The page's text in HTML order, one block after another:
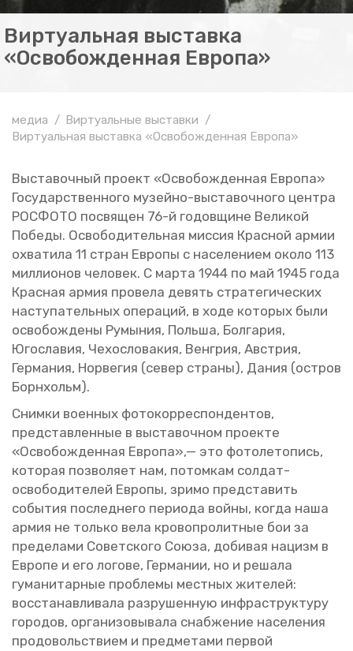
Виртуальная выставка
«Освобожденная Европа»
медиа
Виртуальные выставки
Виртуальная выставка «Освобожденная Европа»
Вы­ста­воч­ный про­ект «Осво­бож­ден­ная Ев­ро­па»
Го­су­дар­ствен­но­го му­зей­но-вы­ста­воч­но­го цен­тра
РОС­ФО­ТО по­свя­щен 76-й го­дов­щине Ве­ли­кой
По­бе­ды. Осво­бо­ди­тель­ная мис­сия Крас­ной армии
охва­ти­ла 11 стран Ев­ро­пы с на­се­ле­ни­ем около 113
мил­ли­о­нов че­ло­век. С марта 1944 по май 1945 года
Крас­ная армия про­ве­ла де­вять стра­те­ги­че­ских
на­сту­па­тель­ных опе­ра­ций, в ходе ко­то­рых были
осво­бож­де­ны Ру­мы­ния, Поль­ша, Бол­га­рия,
Юго­сла­вия, Че­хо­сло­ва­кия, Вен­грия, Ав­стрия,
Гер­ма­ния, Нор­ве­гия (север стра­ны), Дания (ост­ров
Бор­н­хольм).
Сним­ки во­ен­ных фо­то­кор­ре­спон­ден­тов,
пред­став­лен­ные в вы­ста­воч­ном про­ек­те
«Осво­бож­ден­ная Ев­ро­па»,— это фо­то­ле­то­пись,
ко­то­рая поз­во­ля­ет нам, по­том­кам сол­дат-
осво­бо­ди­те­лей Ев­ро­пы, зримо пред­ста­вить
со­бы­тия по­след­не­го пе­ри­о­да войны, когда наша
армия не толь­ко вела кро­во­про­лит­ные бои за
пре­де­ла­ми Со­вет­ско­го Союза, до­би­вая на­цизм в
Ев­ро­пе и его ло­го­ве, Гер­ма­нии, но и ре­ша­ла
гу­ма­ни­тар­ные про­бле­мы мест­ных жи­те­лей:
вос­ста­нав­ли­ва­ла раз­ру­шен­ную ин­фра­струк­ту­ру
го­ро­дов, ор­га­ни­зо­вы­ва­ла снаб­же­ние на­се­ле­ния
про­до­воль­стви­ем и пред­ме­та­ми пер­вой